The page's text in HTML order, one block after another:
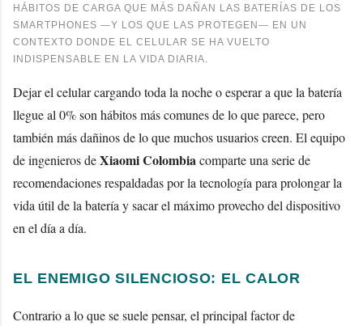
HÁBITOS DE CARGA QUE MÁS DAÑAN LAS BATERÍAS DE LOS
SMARTPHONES —Y LOS QUE LAS PROTEGEN— EN UN
CONTEXTO DONDE EL CELULAR SE HA VUELTO
INDISPENSABLE EN LA VIDA DIARIA.
Dejar el celular cargando toda la noche o esperar a que la batería
llegue al 0% son hábitos más comunes de lo que parece, pero
también más dañinos de lo que muchos usuarios creen. El equipo
de ingenieros deXiaomi Colombia comparte una serie de
recomendaciones respaldadas por la tecnología para prolongar la
vida útil de la batería y sacar el máximo provecho del dispositivo
en el día a día.
EL ENEMIGO SILENCIOSO: EL CALOR
Contrario a lo que se suele pensar, el principal factor de